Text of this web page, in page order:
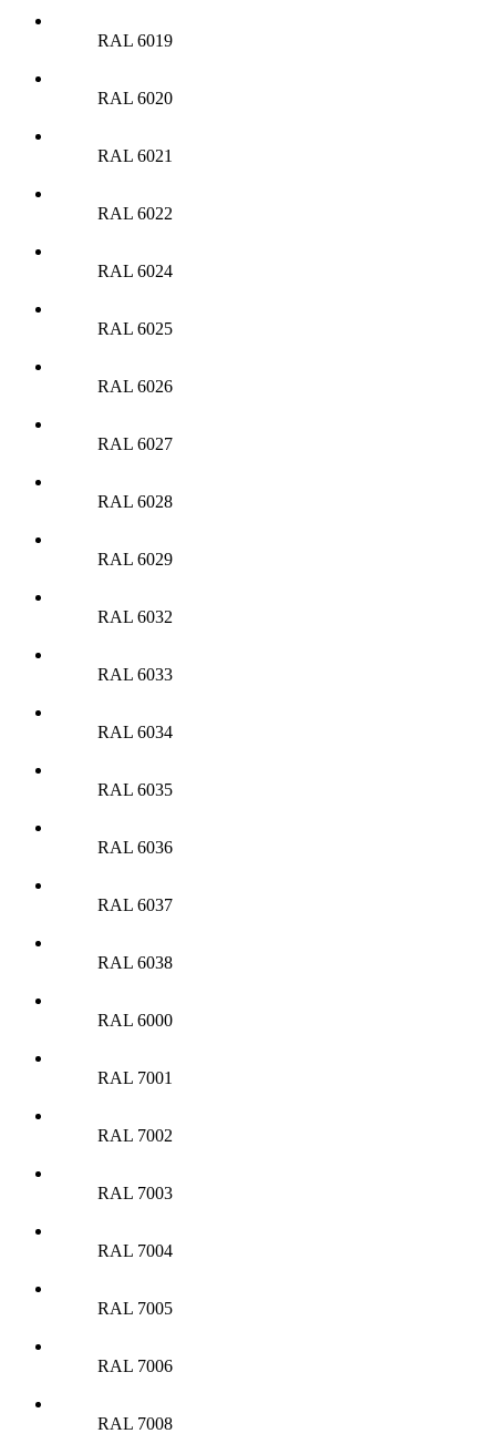
RAL 6019
RAL 6020
RAL 6021
RAL 6022
RAL 6024
RAL 6025
RAL 6026
RAL 6027
RAL 6028
RAL 6029
RAL 6032
RAL 6033
RAL 6034
RAL 6035
RAL 6036
RAL 6037
RAL 6038
RAL 6000
RAL 7001
RAL 7002
RAL 7003
RAL 7004
RAL 7005
RAL 7006
RAL 7008